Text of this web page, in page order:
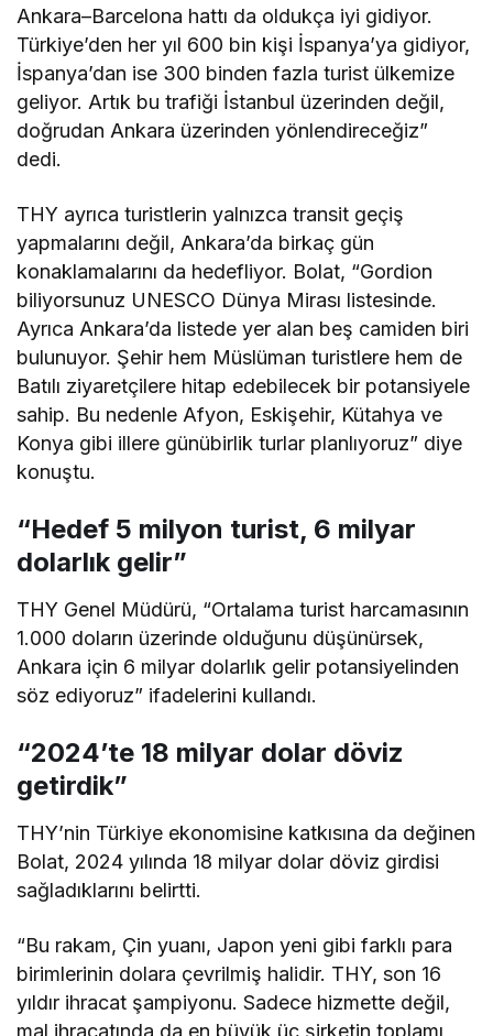
Ankara–Barcelona hattı da oldukça iyi gidiyor.
Türkiye’den her yıl 600 bin kişi İspanya’ya gidiyor,
İspanya’dan ise 300 binden fazla turist ülkemize
geliyor. Artık bu trafiği İstanbul üzerinden değil,
doğrudan Ankara üzerinden yönlendireceğiz”
dedi.
THY ayrıca turistlerin yalnızca transit geçiş
yapmalarını değil, Ankara’da birkaç gün
konaklamalarını da hedefliyor. Bolat, “Gordion
biliyorsunuz UNESCO Dünya Mirası listesinde.
Ayrıca Ankara’da listede yer alan beş camiden biri
bulunuyor. Şehir hem Müslüman turistlere hem de
Batılı ziyaretçilere hitap edebilecek bir potansiyele
sahip. Bu nedenle Afyon, Eskişehir, Kütahya ve
Konya gibi illere günübirlik turlar planlıyoruz” diye
konuştu.
“Hedef 5 milyon turist, 6 milyar
dolarlık gelir”
THY Genel Müdürü, “Ortalama turist harcamasının
1.000 doların üzerinde olduğunu düşünürsek,
Ankara için 6 milyar dolarlık gelir potansiyelinden
söz ediyoruz” ifadelerini kullandı.
“2024’te 18 milyar dolar döviz
getirdik”
THY’nin Türkiye ekonomisine katkısına da değinen
Bolat, 2024 yılında 18 milyar dolar döviz girdisi
sağladıklarını belirtti.
“Bu rakam, Çin yuanı, Japon yeni gibi farklı para
birimlerinin dolara çevrilmiş halidir. THY, son 16
yıldır ihracat şampiyonu. Sadece hizmette değil,
mal ihracatında da en büyük üç şirketin toplamı